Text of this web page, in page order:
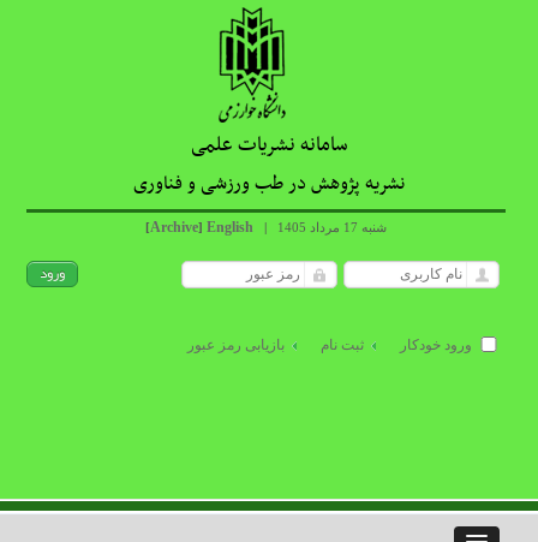
سامانه نشریات علمی
نشریه پژوهش در طب ورزشی و فناوری
شنبه 17 مرداد 1405 |
English
[Archive]
ورود خودکار ثبت نام بازیابی رمز عبور